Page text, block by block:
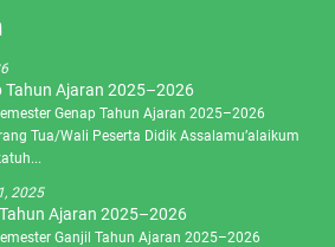
Tahun Ajaran 2025–2026
Genap Tahun Ajaran 2025–2026
Tua/Wali Peserta Didik Assalamu’alaikum
2025
Ajaran 2025–2026
Ganjil Tahun Ajaran 2025–2026